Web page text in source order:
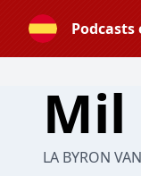
Podcasts
Mil
LA BYRON VAN